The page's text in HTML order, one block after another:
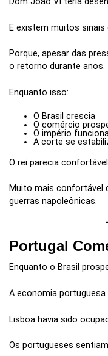
E existem muitos sinais
Porque, apesar das
o retorno durante anos.
Enquanto isso:
O Brasil crescia
O comércio
O império
A corte se
O rei parecia
Muito mais confortável
guerras napoleônicas.
Portugal
Enquanto o Brasil
A economia portuguesa
Lisboa havia sido
Os portugueses